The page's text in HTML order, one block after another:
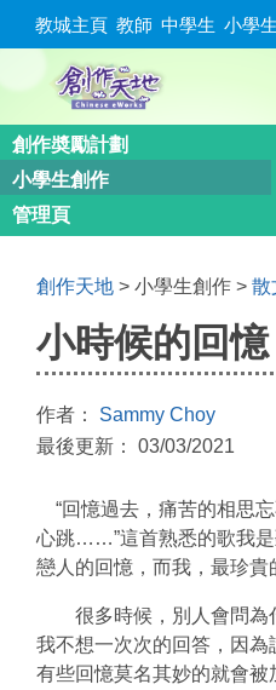
教城主頁 教師 中學生 小學生
創作奬勵計劃
小學生創作
管理頁
創作天地 > 小學生創作 > 散
小時候的回憶
作者： Sammy Choy
最後更新： 03/03/2021
“回憶過去，痛苦的相思
心跳……”這首熟悉的歌我
戀人的回憶，而我，最珍貴
很多時候，別人會問為
我不想一次次的回答，因為
有些回憶莫名其妙的就會被